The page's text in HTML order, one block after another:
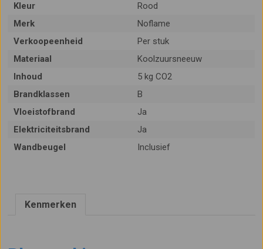
Kleur
Rood
Merk
Noflame
Verkoopeenheid
Per stuk
Materiaal
Koolzuursneeuw
Inhoud
5 kg CO2
Brandklassen
B
Vloeistofbrand
Ja
Elektriciteitsbrand
Ja
Wandbeugel
Inclusief
Kenmerken